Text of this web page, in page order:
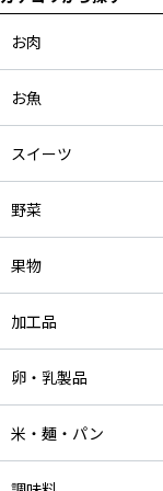
お肉
お魚
スイーツ
野菜
果物
加工品
卵・乳製品
米・麺・パン